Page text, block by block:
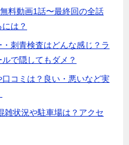
料動画1話〜最終回の全話
は？
刺青検査はどんな感じ？ラ
で隠してもダメ？
コミは？良い・悪いなど実
雑状況や駐車場は？アクセ